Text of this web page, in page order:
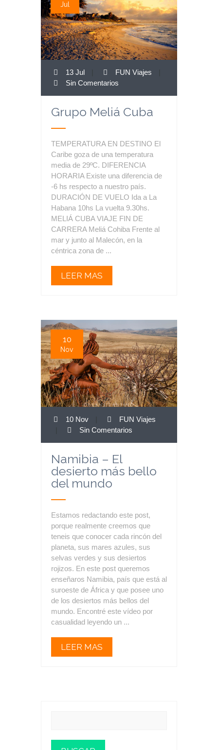
Jul
13 Jul FUN Viajes
Sin Comentarios
Grupo Meliá Cuba
TEMPERATURA EN DESTINO El
Caribe goza de una temperatura
media de 29ºC. DIFERENCIA
HORARIA Existe una diferencia de
-6 hs respecto a nuestro país.
DURACIÓN DE VUELO Ida a La
Habana 10hs La vuelta 9.30hs.
MELIÁ CUBA VIAJE FIN DE
CARRERA Meliá Cohiba Frente al
mar y junto al Malecón, en la
céntrica zona de ...
LEER MAS
10
Nov
10 Nov
FUN Viajes
Sin Comentarios
Namibia – El
desierto más bello
del mundo
Estamos redactando este post,
porque realmente creemos que
teneis que conocer cada rincón del
planeta, sus mares azules, sus
selvas verdes y sus desiertos
rojizos. En este post queremos
enseñaros Namibia, país que está al
suroeste de África y que posee uno
de los desiertos más bellos del
mundo. Encontré este vídeo por
casualidad leyendo un ...
LEER MAS